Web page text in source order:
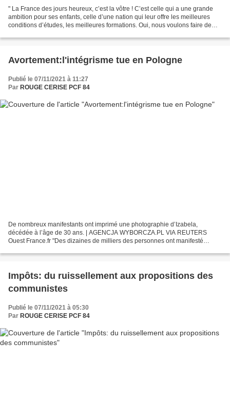
" La France des jours heureux, c’est la vôtre ! C’est celle qui a une grande
ambition pour ses enfants, celle d’une nation qui leur offre les meilleures
conditions d’études, les meilleures formations. Oui, nous voulons faire de
Avortement:l'intégrisme tue en Pologne
Publié le 07/11/2021 à 11:27
Par ROUGE CERISE PCF 84
De nombreux manifestants ont imprimé une photographie d’Izabela,
décédée à l’âge de 30 ans. | AGENCJA WYBORCZA.PL VIA REUTERS
Ouest France.fr "Des dizaines de milliers des personnes ont manifesté
Impôts: du ruissellement aux propositions des
communistes
Publié le 07/11/2021 à 05:30
Par ROUGE CERISE PCF 84